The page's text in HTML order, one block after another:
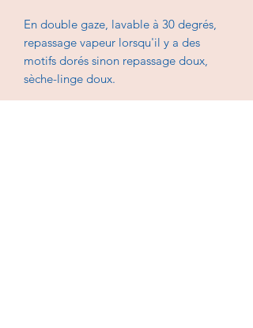
En double gaze, lavable à 30 degrés,
repassage vapeur lorsqu'il y a des
motifs dorés sinon repassage doux,
sèche-linge doux.